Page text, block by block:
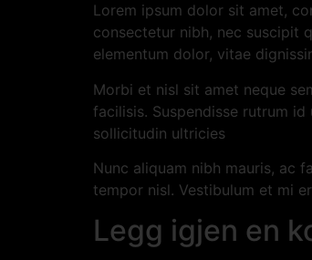
Lorem ipsum dolor sit amet,
consectetur nibh, nec suscipit
elementum dolor, vitae
Morbi et nisl sit amet neque
facilisis. Suspendisse rutrum
sollicitudin ultricies
Nunc aliquam nibh mauris, ac
tempor nisl. Vestibulum et mi
Legg igjen en